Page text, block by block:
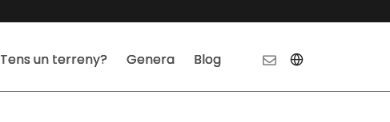
Tens un terreny? Genera Blog